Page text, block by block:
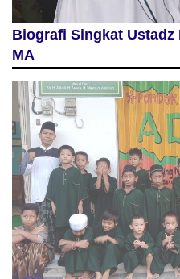
Biografi Singkat
MA